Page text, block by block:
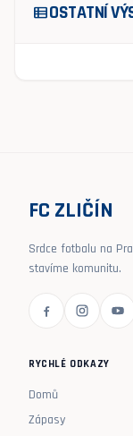
view_listOSTATNÍ
FC ZLIČÍN
Srdce fotbalu na
stavíme komunitu.
RYCHLÉ ODKAZY
Domů
Zápasy